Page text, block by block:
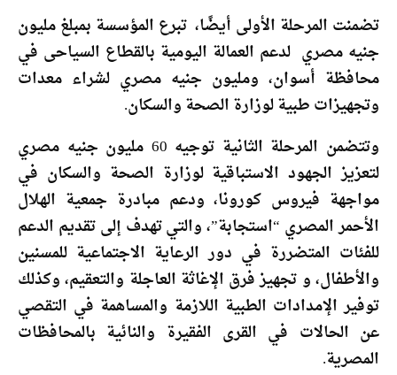
تضمنت المرحلة الأولى أيضًا، تبرع المؤسسة بمبلغ مليون
جنيه مصري لدعم العمالة اليومية بالقطاع السياحى في
محافظة أسوان، ومليون جنيه مصري لشراء معدات
وتجهيزات طبية لوزارة الصحة والسكان.
وتتضمن المرحلة الثانية توجيه 60 مليون جنيه مصري
لتعزيز الجهود الاستباقية لوزارة الصحة والسكان في
مواجهة فيروس كورونا، ودعم مبادرة جمعية الهلال
الأحمر المصري “استجابة”، والتي تهدف إلى تقديم الدعم
للفئات المتضررة في دور الرعاية الاجتماعية للمسنين
والأطفال، و تجهيز فرق الإغاثة العاجلة والتعقيم، وكذلك
توفير الإمدادات الطبية اللازمة والمساهمة في التقصي
عن الحالات في القرى الفقيرة والنائية بالمحافظات
المصرية.